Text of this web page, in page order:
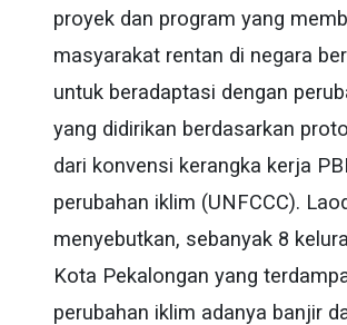
proyek dan program yang
masyarakat rentan di negara
untuk beradaptasi dengan
yang didirikan berdasarkan
dari konvensi kerangka kerja
perubahan iklim (UNFCCC).
menyebutkan, sebanyak 8
Kota Pekalongan yang
perubahan iklim adanya banjir